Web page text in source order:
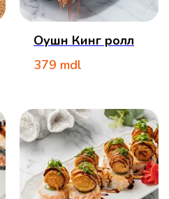
Оушн Кинг ролл
379 mdl